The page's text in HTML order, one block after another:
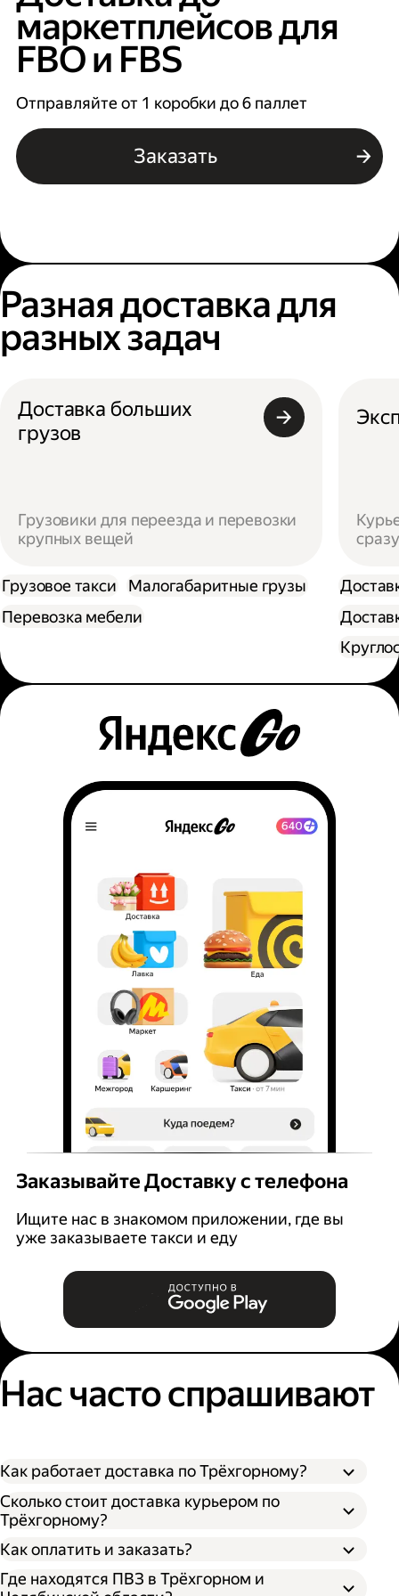
маркетплейсов для
FBO и FBS
Отправляйте от 1 коробки до 6 паллет
Заказать
Разная доставка для
разных задач
Доставка больших
грузов
Грузовики для переезда и перевозки
крупных вещей
Грузовое такси
Малогабаритные грузы
Перевозка мебели
Заказывайте Доставку с телефона
Ищите нас в знакомом приложении, где вы
уже заказываете такси и еду
Нас часто спрашивают
Как работает доставка по Трёхгорному?
Оформите доставку в приложении Яндекс
Доставки.
Сколько стоит доставка курьером по
Трёхгорному?
Как оплатить и заказать?
Где находятся ПВЗ в Трёхгорном и